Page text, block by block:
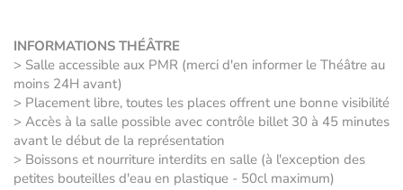
INFORMATIONS THÉÂTRE
> Salle accessible aux PMR (merci d'en informer le Théâtre au
moins 24H avant)
> Placement libre, toutes les places offrent une bonne visibilité
> Accès à la salle possible avec contrôle billet 30 à 45 minutes
avant le début de la représentation
> Boissons et nourriture interdits en salle (à l'exception des
petites bouteilles d'eau en plastique - 50cl maximum)